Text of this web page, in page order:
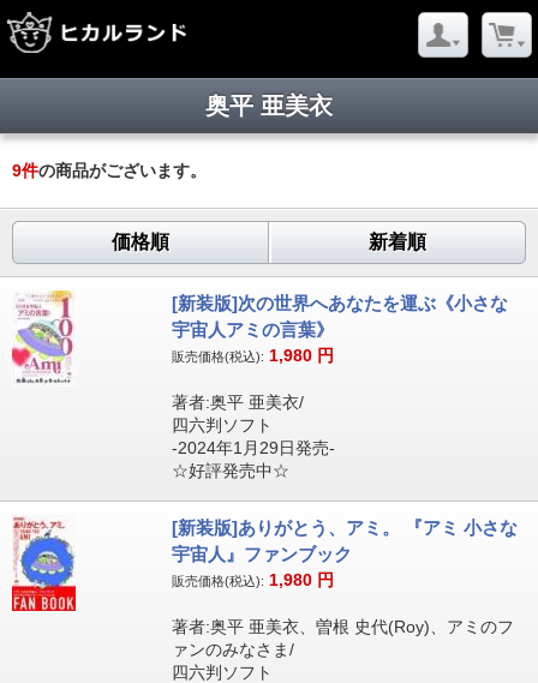
奥平 亜美衣
9件の商品がございます。
価格順 新着順
[新装版]次の世界へあなたを運ぶ《小さな
宇宙人アミの言葉》
販売価格(税込): 1,980 円
著者:奥平 亜美衣/
四六判ソフト
-2024年1月29日発売-
☆好評発売中☆
[新装版]ありがとう、アミ。 『アミ 小さな
宇宙人』ファンブック
販売価格(税込): 1,980 円
著者:奥平 亜美衣、曽根 史代(Roy)、アミのフ
ァンのみなさま/
四六判ソフト